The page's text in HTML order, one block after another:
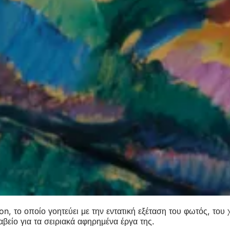
το οποίο γοητεύει με την εντατική εξέταση του
για τα σειριακά αφηρημένα έργα της.